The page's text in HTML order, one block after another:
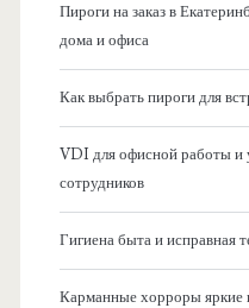
Пироги на заказ в
дома и офиса
Как выбрать пироги для
VDI для офисной работы и
сотрудников
Гигиена быта и исправная
Карманные хорроры яркие